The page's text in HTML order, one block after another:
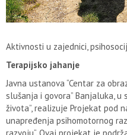
Aktivnosti u zajednici,
Terapijsko jahanje
Javna ustanova “Centar za
slušanja i govora” Banjaluka, u
života”, realizuje Projekat pod
unapređenja psihomotornog